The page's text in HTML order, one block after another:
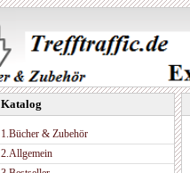
Katalog
1.Bücher & Zubehör
2.Allgemein